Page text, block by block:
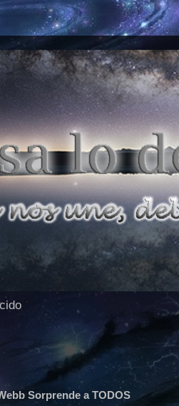
Sorprende a TODOS